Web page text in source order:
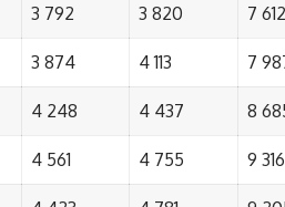
3 792 3 820 7 612
3 874 4 113 7
4 248 4 437 8
4 561 4 755 9 316